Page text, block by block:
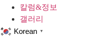
칼럼&정보
갤러리
Korean
▼